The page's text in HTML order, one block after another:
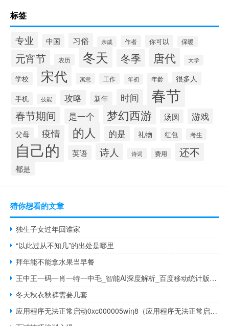
标签
专业 中国 习俗 亲戚 作者 你可以 保暖
元宵节 农历 冬天 冬季 唐代 大学
学校 宋代 寓意 工作 年初 年龄 很多人
手机 技能 攻略 新年 时间 春节
春节期间 是一个 梦幻西游 汤圆 游戏
父母 疫情 的人 的是 礼物 红包 考生
自己的 英语 诗人 诗词 费用 还不
都是
猜你想看的文章
独生子女过年回谁家
“以此过从不知几”的出处是哪里
拜年能不能拿水果当早餐
王中王一码一肖一特一中毛_智能AI深度解析_百度移动统计版.213.1.690
冬天秋衣秋裤需要几套
应用程序无法正常启动0xc000005wⅰη8（应用程序无法正常启动0xc000005）